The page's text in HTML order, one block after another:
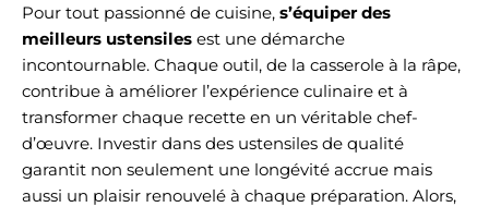
Pour tout passionné de cuisine, s’équiper des
meilleurs ustensiles est une démarche
incontournable. Chaque outil, de la casserole à la râpe,
contribue à améliorer l’expérience culinaire et à
transformer chaque recette en un véritable chef-
d’œuvre. Investir dans des ustensiles de qualité
garantit non seulement une longévité accrue mais
aussi un plaisir renouvelé à chaque préparation. Alors,